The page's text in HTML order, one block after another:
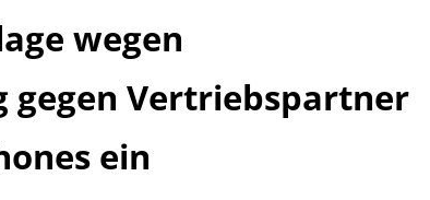
wegen
gegen Vertriebspartner
ein